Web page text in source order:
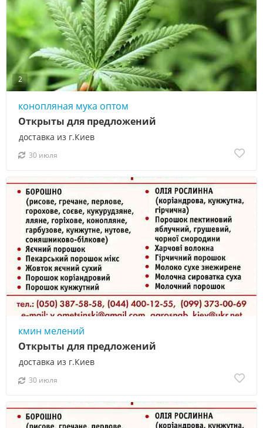
2
конопляная мука оптом
доставка из г.Киев
Открыты для предложений
30 июля
кмин мелений
доставка из г.Киев
Открыты для предложений
30 июля